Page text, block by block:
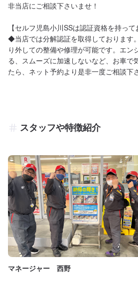
非当店にご相談下さいませ！
【セルフ児島小川SSは認証資格を持って
◆当店では分解認証を取得しております
り外しての整備や修理が可能です。エン
る、スムーズに加速しないなど、お車で
たら、ネット予約より是非一度ご相談下
スタッフや特徴紹介
マネージャー 西野